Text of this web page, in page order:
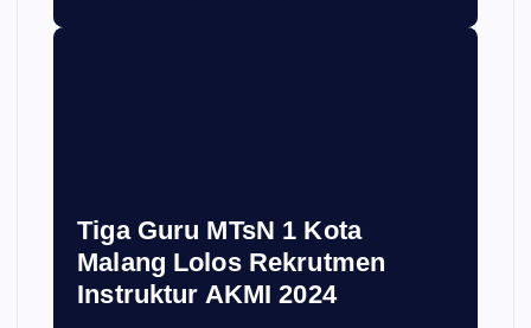
Tiga Guru MTsN 1 Kota
Malang Lolos Rekrutmen
Instruktur AKMI 2024